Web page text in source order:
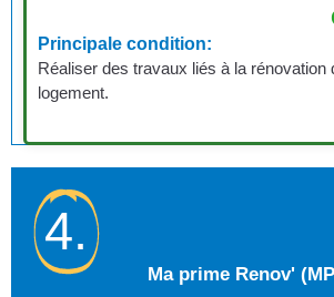
Principale condition:
Réaliser des travaux liés à la rénovation
logement.
4.
Ma prime Renov'